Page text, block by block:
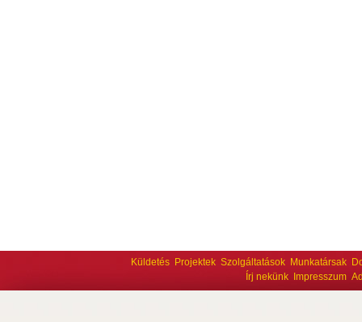
Küldetés Projektek Szolgáltatások Munkatársak
Írj nekünk
Impresszum